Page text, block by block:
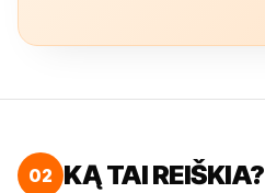
02 KĄ TAI REIŠKIA?